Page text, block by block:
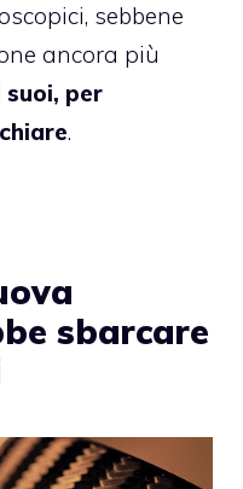
sebbene
ancora più
suoi, per
.
sbarcare